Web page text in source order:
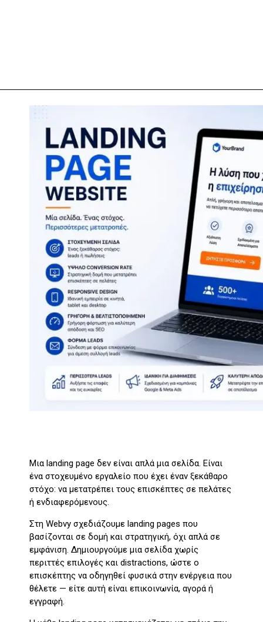
Μια landing page δεν είναι απλά μια σελίδα. Είναι
ένα στοχευμένο εργαλείο που έχει έναν ξεκάθαρο
στόχο: να μετατρέπει τους επισκέπτες σε πελάτες
ή ενδιαφερόμενους.
Στη Webvy σχεδιάζουμε landing pages που
βασίζονται σε δομή και στρατηγική, όχι απλά σε
εμφάνιση. Δημιουργούμε μια σελίδα χωρίς
περιττές επιλογές και distractions, ώστε ο
επισκέπτης να οδηγηθεί φυσικά στην ενέργεια που
θέλετε — είτε αυτή είναι επικοινωνία, αγορά ή
εγγραφή.